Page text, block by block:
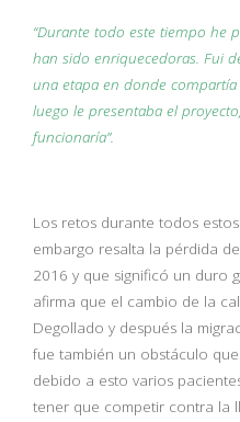
“Durante todo este tiempo he
han sido enriquecedoras. Fui
una etapa en donde
luego le presentaba el
funcionaría”.
Los retos durante todos
embargo resalta la pérdida
2016 y que significó un duro
afirma que el cambio de la
Degollado y después la
fue también un obstáculo
debido a esto varios
tener que competir contra la